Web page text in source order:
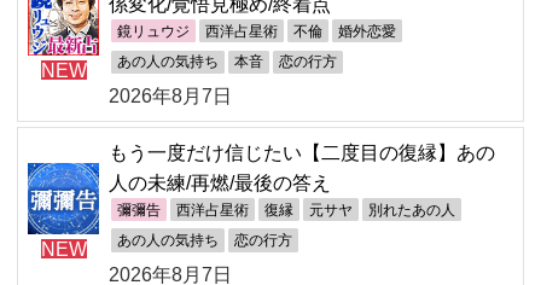
NEW
鏡リュウジ 西洋占星術 不倫 婚外恋愛
あの人の気持ち 本音 恋の行方
2026年8月7日
NEW
もう一度だけ信じたい【二度目の復縁】あの
人の未練/再燃/最後の答え
彌彌告 西洋占星術 復縁 元サヤ 別れたあの人
あの人の気持ち 恋の行方
2026年8月7日